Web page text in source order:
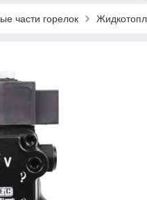
части горелок